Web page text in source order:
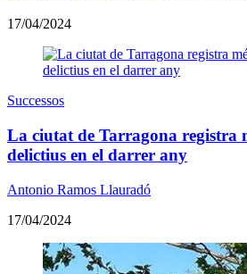
17/04/2024
Successos
La ciutat de Tarragona registra
delictius en el darrer any
Antonio Ramos Llauradó
17/04/2024